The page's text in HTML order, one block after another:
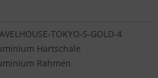
TOKYO-S-GOLD-4
Hartschale
Rahmen